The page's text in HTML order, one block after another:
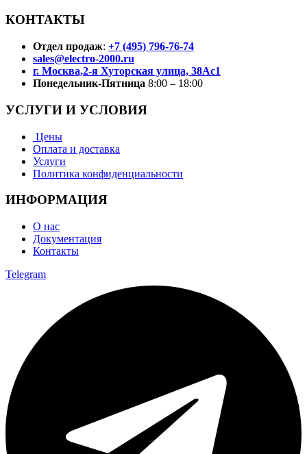
КОНТАКТЫ
Отдел продаж: +7 (495) 796-76-74
sales@electro-2000.ru
г. Москва,2-я Хуторская улица, 38Ас1
Понедельник-Пятница 8:00 – 18:00
УСЛУГИ И УСЛОВИЯ
Цены
Оплата и доставка
Услуги
Политика конфиденциальности
ИНФОРМАЦИЯ
О нас
Документация
Контакты
Telegram